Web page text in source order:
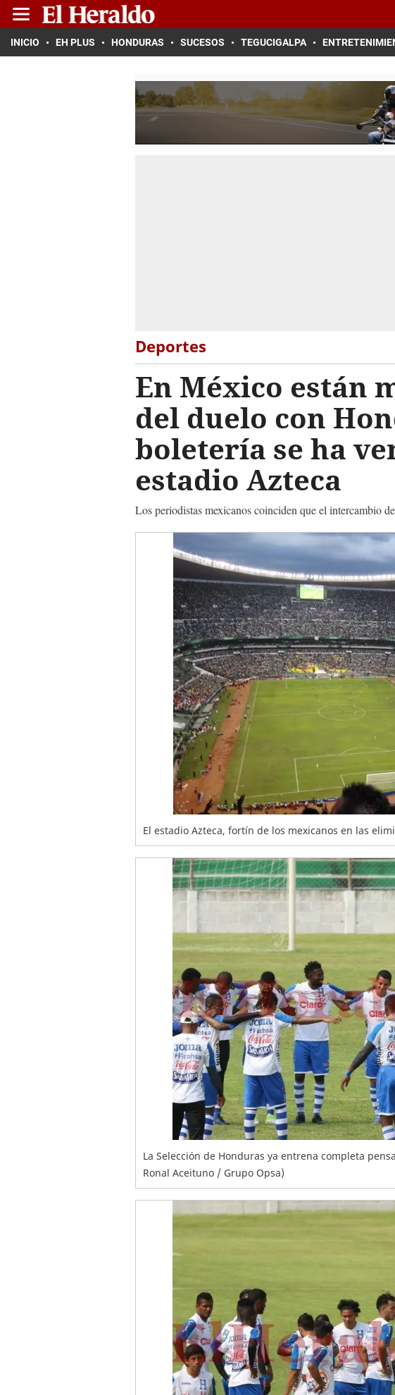
INICIO EH PLUS HONDURAS SUCESOS TEGUCIGALPA
Deportes
En México están
del duelo con
boletería se ha
estadio Azteca
Los periodistas mexicanos coinciden que el intercambio
El estadio Azteca, fortín de los mexicanos en las
La Selección de Honduras ya entrena completa
Ronal Aceituno / Grupo Opsa)